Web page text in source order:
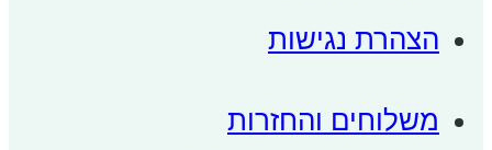
הצהרת נגישות
משלוחים והחזרות